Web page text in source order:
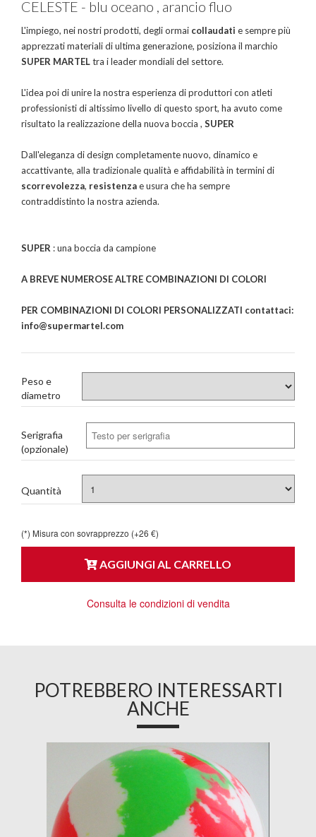
CELESTE - blu oceano , arancio fluo
L'impiego, nei nostri prodotti, degli ormai collaudati e sempre più
apprezzati materiali di ultima generazione, posiziona il marchio
SUPER MARTELtra i leader mondiali del settore.
L'idea poi di unire la nostra esperienza di produttori con atleti
professionisti di altissimo livello di questo sport, ha avuto come
risultato la realizzazione della nuova boccia , SUPER
Dall'eleganza di design completamente nuovo, dinamico e
accattivante, alla tradizionale qualità e affidabilità in termini di
scorrevolezza, resistenzae usura che ha sempre
contraddistinto la nostra azienda.
SUPER : una boccia da campione
A BREVE NUMEROSE ALTRE COMBINAZIONI DI COLORI
PER COMBINAZIONI DI COLORI PERSONALIZZATI contattaci:
info@supermartel.com
Peso e
diametro
Serigrafia
(opzionale)
Quantità
(*) Misura con sovrapprezzo (+26 €)
AGGIUNGI AL CARRELLO
Consulta le condizioni di vendita
POTREBBERO INTERESSARTI
ANCHE